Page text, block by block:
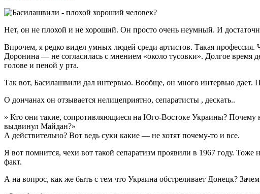
Нет, он не плохой и не хороший. Он просто очень неумный. И
Впрочем, я редко видел умных людей среди артистов. Такая
Доронина — не согласилась с мнением «около тусовки». Долгое
голове и пеной у рта.
Так вот, Басилашвили дал интервью. Вообще, он много интервью дает.
О дончанах он отзывается нелицеприятно, сепаратисты , дескать..
» Кто они такие, сопротивляющиеся на Юго-Востоке Украины? Почему
выдвинул Майдан?»
А действительно? Вот ведь суки какие — не хотят почему-то и все.
Я вот помнится, чехи вот такой сепаратизм проявили в 1967 году.
факт.
А на вопрос, как же быть с тем что Украина обстреливает Донецк?